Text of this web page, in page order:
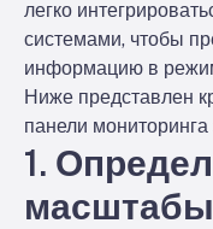
легко
системами, чтобы
информацию в
Ниже представлен
панели
1.
масштабы